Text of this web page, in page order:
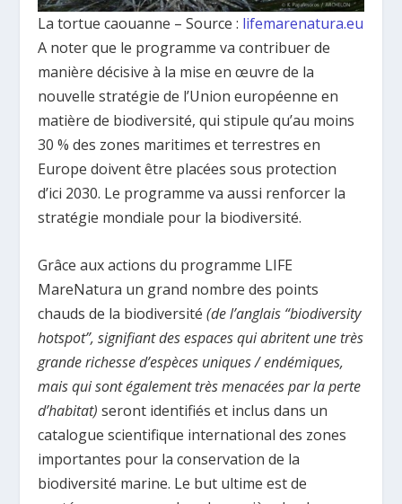
La tortue caouanne – Source : lifemarenatura.eu
A noter que le programme va contribuer de
manière décisive à la mise en œuvre de la
nouvelle stratégie de l’Union européenne en
matière de biodiversité, qui stipule qu’au moins
30 % des zones maritimes et terrestres en
Europe doivent être placées sous protection
d’ici 2030. Le programme va aussi renforcer la
stratégie mondiale pour la biodiversité.
Grâce aux actions du programme LIFE
MareNatura un grand nombre des points
chauds de la biodiversité(de l’anglais “biodiversity
hotspot”, signifiant des espaces qui abritent une très
grande richesse d’espèces uniques / endémiques,
mais qui sont également très menacées par la perte
d’habitat) seront identifiés et inclus dans un
catalogue scientifique international des zones
importantes pour la conservation de la
biodiversité marine. Le but ultime est de